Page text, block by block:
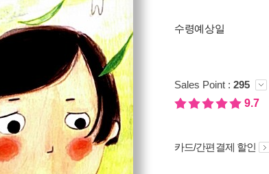
수령예상일
Sales Point : 295
9.7
카드/간편결제 할인